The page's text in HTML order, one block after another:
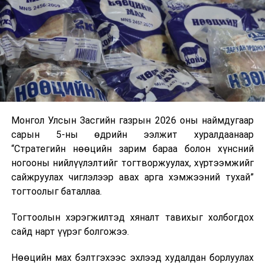
аас шаардлагатай түлш, шатахуун нийлүүлэхээр
тохиролцсон байна.
Тэрбээр шатахууны нөөц, түгээлтийн мэдээллийг
иргэдэд ил тод хүргэж, 33 жилийн дараа анх удаа
хэрэгжиж буй шатахуун нөөцлөх 22 сав, агуулахын
барилгын ажлын явцыг Засгийн газар болон олон
“Газрын тосны бүтээгдэхүүний хомсдолоос
сэргийлэх талаар авах зарим арга хэмжээний тухай”
Засгийн газрын тогтоолоор бүх төрлийн шатахууны
импортын гаалийн албан татварыг 2027 оны
хоёрдугаар сарын 1 хүртэл тэг хувиар тогтоолоо.
Мөн газрын тосны бүтээгдэхүүн, шатахууныг хилээр
шуурхай нэвтрүүлэх, тээвэрлэх, буулгах, гадаад
хөнгөвчлөх, шаардлага хангасан зөвшөөрлийн
Монгол Улсын Засгийн газрын 2026 оны наймдугаар
сарын 5-ны өдрийн ээлжит хуралдаанаар
“Стратегийн нөөцийн зарим бараа болон хүнсний
ногооны нийлүүлэлтийг тогтворжуулах, хүртээмжийг
сайжруулах чиглэлээр авах арга хэмжээний тухай”
тогтоолыг баталлаа.
Тогтоолын хэрэгжилтэд хяналт тавихыг холбогдох
сайд нарт үүрэг болгожээ.
Нөөцийн мах бэлтгэхээс эхлээд худалдан борлуулах